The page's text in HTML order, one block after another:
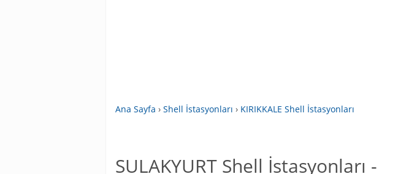
Ana Sayfa › Shell İstasyonları › KIRIKKALE Shell İstasyonları
SULAKYURT Shell İstasyonları -